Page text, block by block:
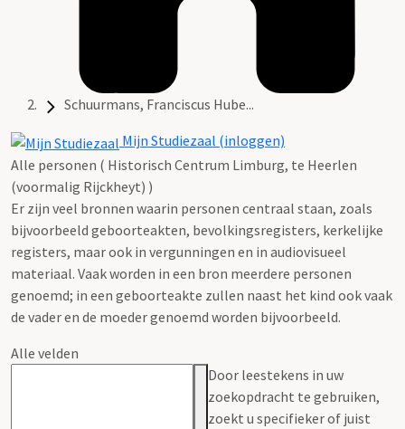
Schuurmans, Franciscus Hube...
Mijn Studiezaal (inloggen)
Alle personen ( Historisch Centrum Limburg, te Heerlen
(voormalig Rijckheyt) )
Er zijn veel bronnen waarin personen centraal staan, zoals
bijvoorbeeld geboorteakten, bevolkingsregisters, kerkelijke
registers, maar ook in vergunningen en in audiovisueel
materiaal. Vaak worden in een bron meerdere personen
genoemd; in een geboorteakte zullen naast het kind ook vaak
de vader en de moeder genoemd worden bijvoorbeeld.
Alle velden
Door leestekens in uw
zoekopdracht te gebruiken,
zoekt u specifieker of juist